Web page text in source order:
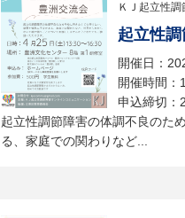
ＫＪ起立性
起立性
開催日：
開催時間
申込締切：
起立性調節障害の体調不良のた
る、家庭での関わりなど...